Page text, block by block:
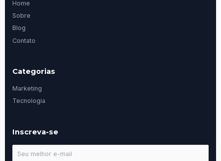
Home
Sobre
Blog
Contato
Categorias
Marketing
Tecnologia
Inscreva-se